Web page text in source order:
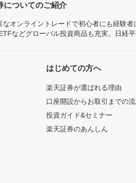
についてのご紹介
なオンライントレードで初心者にも経験
などグローバル投資商品も充実。日経
はじめての方へ
楽天証券が選ばれる理由
口座開設からお取引までの
投資ガイド&セミナー
楽天証券のあんしん